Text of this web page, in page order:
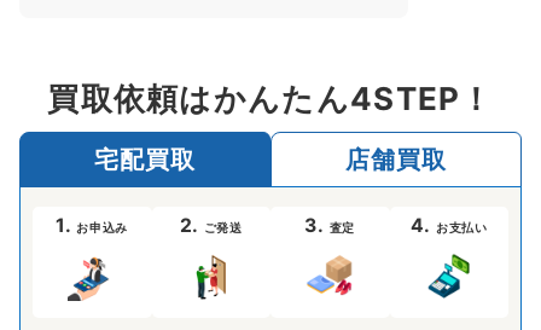
買取依頼はかんたん4STEP！
宅配買取 店舗買取
1. お申込み 2. ご発送 3. 査定 4. お支払い